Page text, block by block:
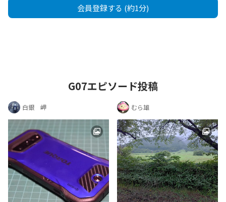
会員登録する (約1分)
G07エピソード投稿
白銀 岬 むら雄